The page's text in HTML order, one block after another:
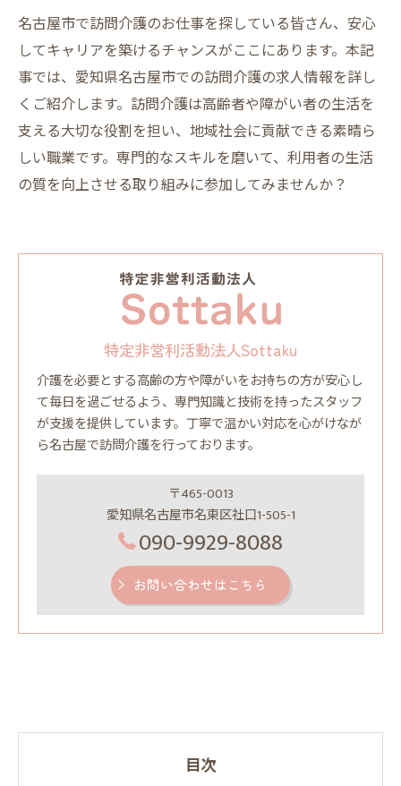
名古屋市で訪問介護のお仕事を探している皆さん、安心
してキャリアを築けるチャンスがここにあります。本記
事では、愛知県名古屋市での訪問介護の求人情報を詳し
くご紹介します。訪問介護は高齢者や障がい者の生活を
支える大切な役割を担い、地域社会に貢献できる素晴ら
しい職業です。専門的なスキルを磨いて、利用者の生活
の質を向上させる取り組みに参加してみませんか？
特定非営利活動法人Sottaku
介護を必要とする高齢の方や障がいをお持ちの方が安心し
て毎日を過ごせるよう、専門知識と技術を持ったスタッフ
が支援を提供しています。丁寧で温かい対応を心がけなが
ら名古屋で訪問介護を行っております。
〒465-0013
愛知県名古屋市名東区社口1-505-1
090-9929-8088
お問い合わせはこちら
目次